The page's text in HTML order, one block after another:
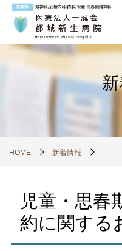
HOME 新着情報
児童・思春
約に関する